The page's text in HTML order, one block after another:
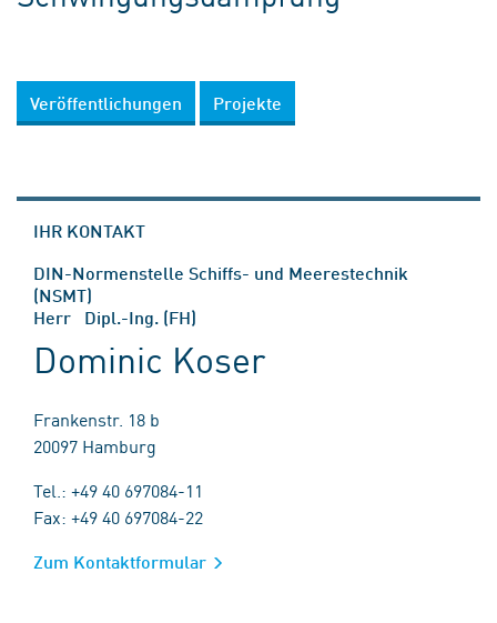
Veröffentlichungen Projekte
IHR KONTAKT
DIN-Normenstelle Schiffs- und Meerestechnik
(NSMT)
Herr Dipl.-Ing. (FH)
Dominic Koser
Frankenstr. 18 b
20097 Hamburg
Tel.: +49 40 697084-11
Fax: +49 40 697084-22
Zum Kontaktformular